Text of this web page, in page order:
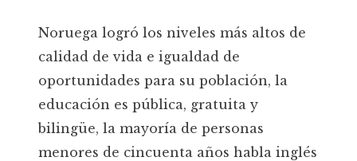
Noruega logró los niveles más altos de
calidad de vida e igualdad de
oportunidades para su población, la
educación es pública, gratuita y
bilingüe, la mayoría de personas
menores de cincuenta años habla inglés